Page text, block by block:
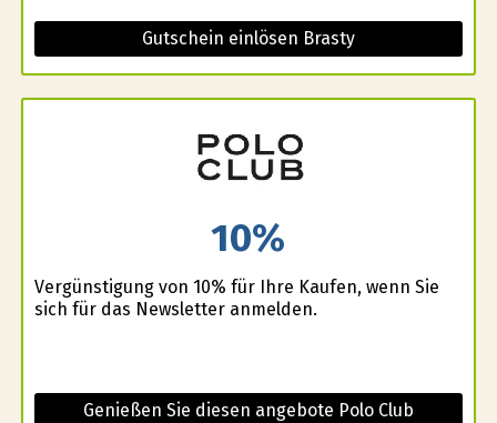
Gutschein einlösen Brasty
10%
Vergünstigung von 10% für Ihre Kaufen, wenn Sie
sich für das Newsletter anmelden.
Genießen Sie diesen angebote Polo Club